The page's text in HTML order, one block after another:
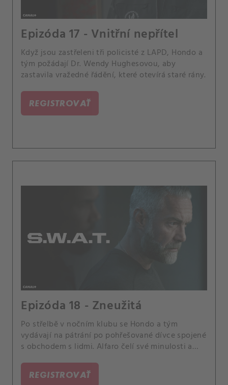
Epizóda 17 - Vnitřní nepřítel
Když jsou zastřeleni tři policisté z LAPD, Hondo a
tým požádají Dr. Wendy Hughesovou, aby
zastavila vražedné řádění, které otevírá staré rány.
REGISTROVAŤ
Epizóda 18 - Zneužitá
Po střelbě v nočním klubu se Hondo a tým
vydávají na pátrání po pohřešované dívce spojené
s obchodem s lidmi. Alfaro čelí své minulosti a
REGISTROVAŤ